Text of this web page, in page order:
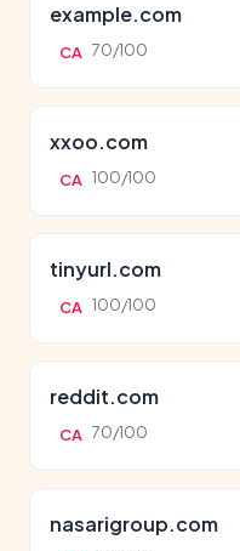
example.com
CA 70/100
xxoo.com
CA 100/100
tinyurl.com
CA 100/100
reddit.com
CA 70/100
nasarigroup.com